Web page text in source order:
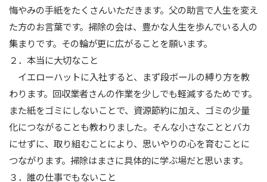
悔やみの手紙をたくさんいただきます。父の助言で人生を変え
た方のお言葉です。掃除の会は、豊かな人生を歩んでいる人の
集まりです。その輪が更に広がることを願います。
２．本当に大切なこと
イエローハットに入社すると、まず段ボールの縛り方を教
わります。回収業者さんの作業を少しでも軽減するためです。
また紙をゴミにしないことで、資源節約に加え、ゴミの少量
化につながることも教わりました。そんな小さなこととバカ
にせずに、取り組むことにより、思いやりの心を育むことに
つながります。掃除はまさに具体的に学ぶ場だと思います。
３．誰の仕事でもないこと